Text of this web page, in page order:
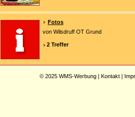
Fotos
von Wilsdruff OT Grund
2 Treffer
© 2025 WMS-Werbung | Kontakt |